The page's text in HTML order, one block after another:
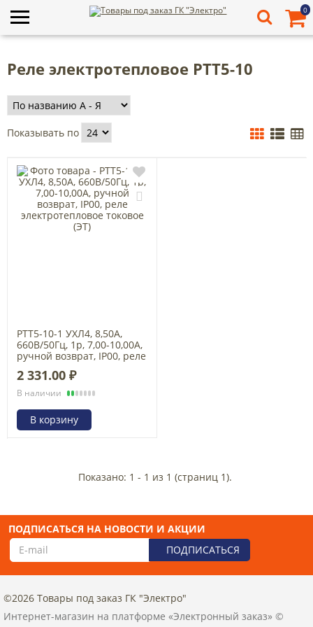
0
Реле электротепловое РТТ5-10
Показывать по
РТТ5-10-1 УХЛ4, 8,50А,
660В/50Гц, 1р, 7,00-10,00А,
ручной возврат, IP00, реле
электротепловое токовое
(ЭТ)
2 331.00 ₽
В наличии
В корзину
Показано: 1 - 1 из 1 (страниц 1).
ПОДПИСАТЬСЯ НА НОВОСТИ И АКЦИИ
ПОДПИСАТЬСЯ
©2026 Товары под заказ ГК "Электро"
Интернет-магазин на платформе «Электронный заказ» ©